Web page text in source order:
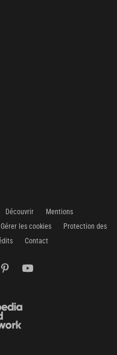
Découvrir
Mentions
Gérer les cookies
Protection des
Contact